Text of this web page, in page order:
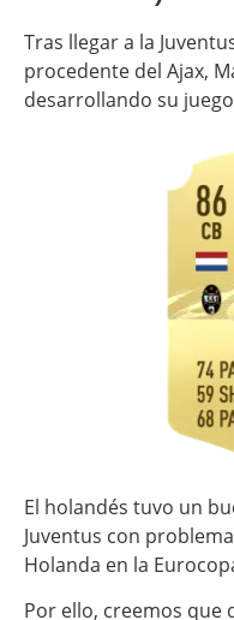
Tras llegar a la
procedente del Ajax,
desarrollando su
El holandés tuvo un
Juventus con
Holanda en la
Por ello, creemos que